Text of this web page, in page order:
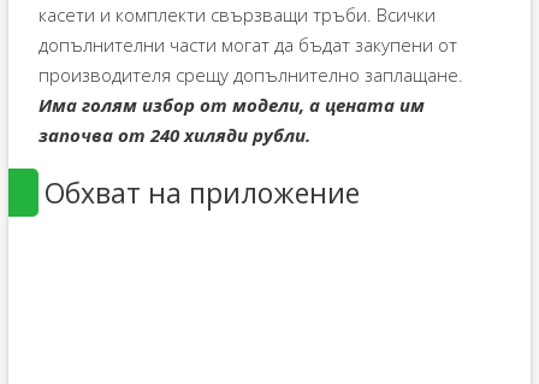
касети и комплекти свързващи тръби. Всички
допълнителни части могат да бъдат закупени от
производителя срещу допълнително заплащане.
Има голям избор от модели, а цената им
започва от 240 хиляди рубли.
Обхват на приложение